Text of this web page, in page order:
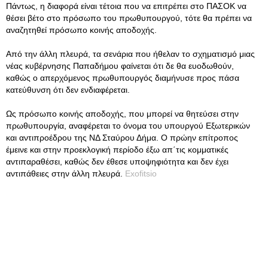
Πάντως, η διαφορά είναι τέτοια που να επιτρέπει στο ΠΑΣΟΚ να
θέσει βέτο στο πρόσωπο του πρωθυπουργού, τότε θα πρέπει να
αναζητηθεί πρόσωπο κοινής αποδοχής.
Από την άλλη πλευρά, τα σενάρια που ήθελαν το σχηματισμό μιας
νέας κυβέρνησης Παπαδήμου φαίνεται ότι δε θα ευοδωθούν,
καθώς ο απερχόμενος πρωθυπουργός διαμήνυσε προς πάσα
κατεύθυνση ότι δεν ενδιαφέρεται.
Ως πρόσωπο κοινής αποδοχής, που μπορεί να θητεύσει στην
πρωθυπουργία, αναφέρεται το όνομα του υπουργού Εξωτερικών
και αντιπροέδρου της ΝΔ Σταύρου Δήμα. Ο πρώην επίτροπος
έμεινε και στην προεκλογική περίοδο έξω απ΄τις κομματικές
αντιπαραθέσει, καθώς δεν έθεσε υποψηφιότητα και δεν έχει
αντιπάθειες στην άλλη πλευρά. Exofitsio